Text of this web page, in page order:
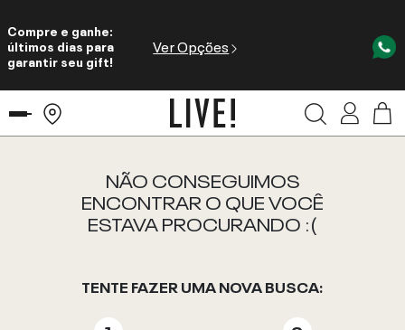
Compre e ganhe:
últimos dias para
garantir seu gift!
Ver Opções
NÃO CONSEGUIMOS
ENCONTRAR O QUE VOCÊ
ESTAVA PROCURANDO :(
TENTE FAZER UMA NOVA BUSCA: